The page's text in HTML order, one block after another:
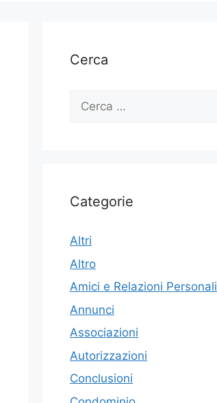
Cerca
Ricerca
Categorie
Altri
Altro
Amici e Relazioni Personali
Annunci
Associazioni
Autorizzazioni
Conclusioni